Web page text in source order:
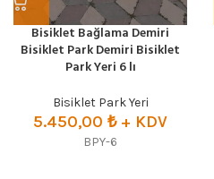
Bisiklet Bağlama Demiri
Bisiklet Park Demiri Bisiklet
Park Yeri 6 lı
Bisiklet Park Yeri
5.450,00 ₺ + KDV
BPY-6